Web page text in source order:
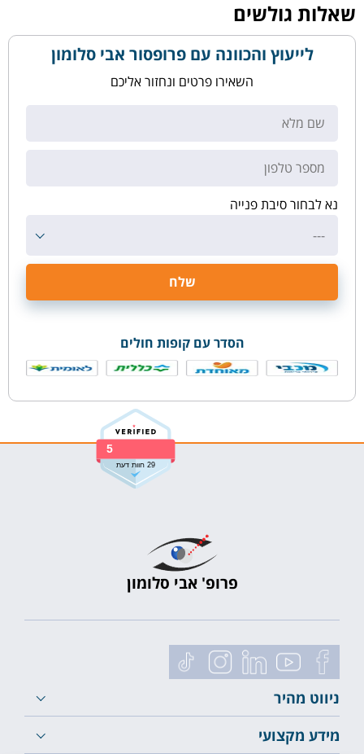
שאלות גולשים
לייעוץ והכוונה עם פרופסור אבי סלומון
השאירו פרטים ונחזור אליכם
נא לבחור סיבת פנייה
---
הסדר עם קופות חולים
5
29 חוות דעת
פרופ' אבי סלומון
ניווט מהיר
מידע מקצועי